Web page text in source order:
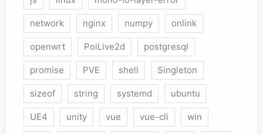
network nginx numpy onlink
openwrt PoiLive2d postgresql
promise PVE shell Singleton
sizeof string systemd ubuntu
UE4 unity vue vue-cli win